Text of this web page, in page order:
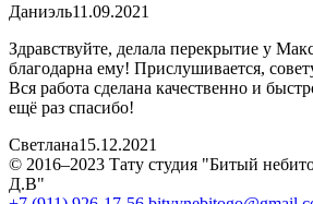
Даниэль11.09.2021
Здравствуйте, делала перекрытие у
благодарна ему! Прислушивается,
Вся работа сделана качественно и
ещё раз спасибо!
Светлана15.12.2021
© 2016–2023 Тату студия "Битый
Д.В"